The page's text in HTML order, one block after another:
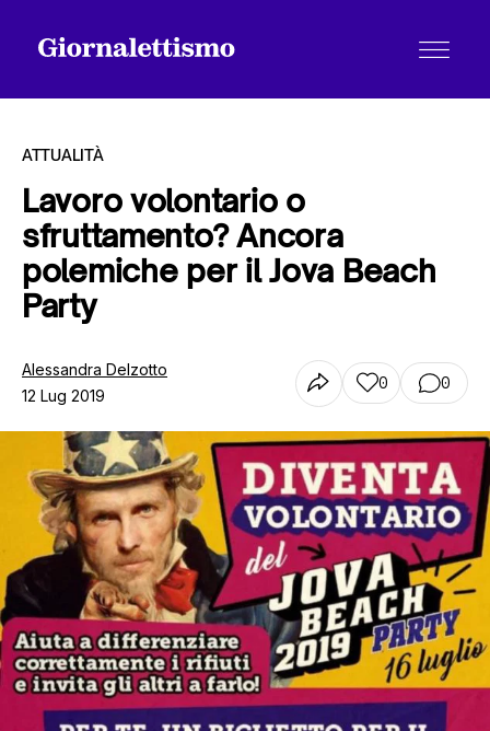
Tutti gli articoli
Chi siamo
Contatti
ATTUALITÀ
Lavoro volontario o
sfruttamento? Ancora
polemiche per il Jova Beach
Party
Alessandra Delzotto
12 Lug 2019
0 0